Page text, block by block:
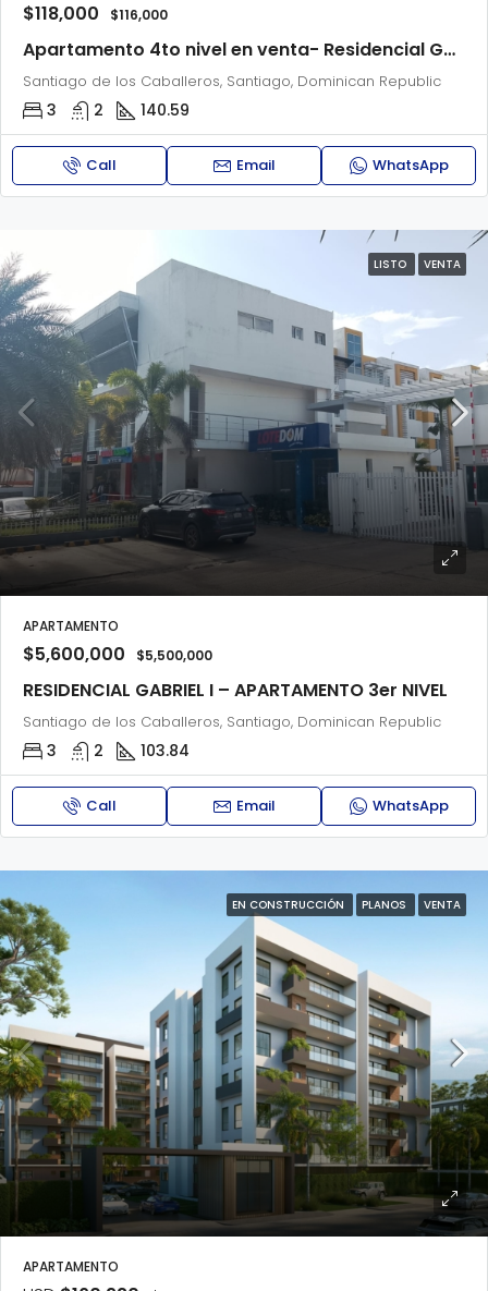
$118,000 $116,000
Apartamento 4to nivel en venta- Residencial Gabriel I
Santiago de los Caballeros, Santiago, Dominican Republic
3 2 140.59
Call Email WhatsApp
LISTO VENTA
APARTAMENTO
$5,600,000 $5,500,000
RESIDENCIAL GABRIEL I – APARTAMENTO 3er NIVEL
Santiago de los Caballeros, Santiago, Dominican Republic
3 2 103.84
Call Email WhatsApp
EN CONSTRUCCIÓN PLANOS VENTA
APARTAMENTO